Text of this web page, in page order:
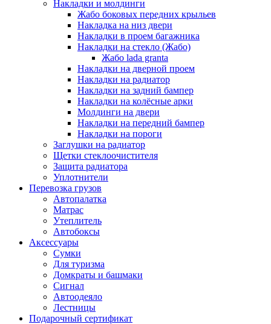
Накладки и молдинги
Жабо боковых передних крыльев
Накладка на низ двери
Накладки в проем багажника
Накладки на стекло (Жабо)
Жабо lada granta
Накладки на дверной проем
Накладки на радиатор
Накладки на задний бампер
Накладки на колёсные арки
Молдинги на двери
Накладки на передний бампер
Накладки на пороги
Заглушки на радиатор
Щетки стеклоочистителя
Защита радиатора
Уплотнители
Перевозка грузов
Автопалатка
Матрас
Утеплитель
Автобоксы
Аксессуары
Сумки
Для туризма
Домкраты и башмаки
Сигнал
Автоодеяло
Лестницы
Подарочный сертификат